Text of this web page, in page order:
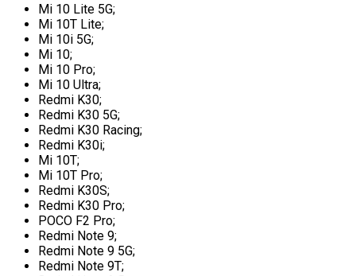
Mi 10 Lite 5G;
Mi 10T Lite;
Mi 10i 5G;
Mi 10;
Mi 10 Pro;
Mi 10 Ultra;
Redmi K30;
Redmi K30 5G;
Redmi K30 Racing;
Redmi K30i;
Mi 10T;
Mi 10T Pro;
Redmi K30S;
Redmi K30 Pro;
POCO F2 Pro;
Redmi Note 9;
Redmi Note 9 5G;
Redmi Note 9T;